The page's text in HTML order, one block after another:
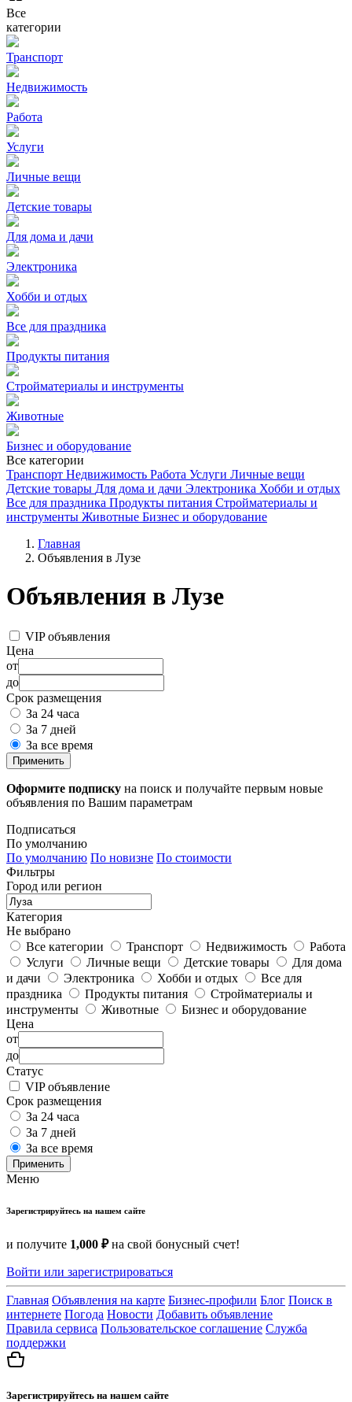
Все
категории
Транспорт
Недвижимость
Работа
Услуги
Личные вещи
Детские товары
Для дома и дачи
Электроника
Хобби и отдых
Все для праздника
Продукты питания
Стройматериалы и инструменты
Животные
Бизнес и оборудование
Все категории
Транспорт Недвижимость Работа Услуги Личные вещи
Детские товары Для дома и дачи Электроника Хобби и отдых
Все для праздника Продукты питания Стройматериалы и
инструменты Животные Бизнес и оборудование
Главная
Объявления в Лузе
Объявления в Лузе
VIP объявления
Цена
от
до
Срок размещения
За 24 часа
За 7 дней
За все время
Применить
Оформите подписку на поиск и получайте первым новые
объявления по Вашим параметрам
Подписаться
По умолчанию
По умолчанию По новизне По стоимости
Фильтры
Город или регион
Категория
Не выбрано
Все категории
Транспорт Недвижимость
Работа
Услуги
Личные вещи Детские товары
Для дома
и дачи
Электроника Хобби и отдых
Все для
праздника
Продукты питания
Стройматериалы и
инструменты
Животные
Бизнес и оборудование
Цена
от
до
Статус
VIP объявление
Срок размещения
За 24 часа
За 7 дней
За все время
Применить
Меню
Зарегистрируйтесь на нашем сайте
и получите 1,000 ₽на свой бонусный счет!
Войти или зарегистрироваться
Главная Объявления на карте Бизнес-профили Блог Поиск в
интернете Погода Новости Добавить объявление
Правила сервиса Пользовательское соглашение Служба
поддержки
Зарегистрируйтесь на нашем сайте